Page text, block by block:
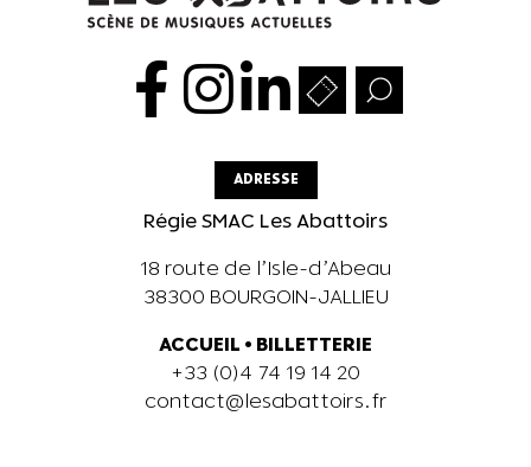
ADRESSE
Régie SMAC Les Abattoirs
18 route de l’Isle-d’Abeau
38300 BOURGOIN-JALLIEU
ACCUEIL • BILLETTERIE
+33 (0)4 74 19 14 20
contact@lesabattoirs.fr